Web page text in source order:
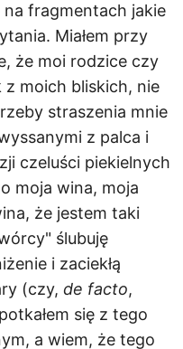
na fragmentach jakie
Miałem przy
że moi rodzice czy
moich bliskich, nie
straszenia mnie
z palca i
czeluści piekielnych
moja wina, moja
że jestem taki
ślubuję
i zaciekłą
(czy, de facto,
się z tego
a wiem, że tego